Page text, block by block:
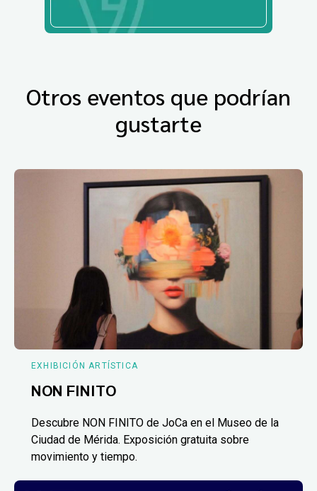
Otros eventos que podrían
gustarte
EXHIBICIÓN ARTÍSTICA
NON FINITO
Descubre NON FINITO de JoCa en el Museo de la
Ciudad de Mérida. Exposición gratuita sobre
movimiento y tiempo.